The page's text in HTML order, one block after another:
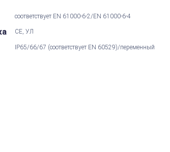
соответствует EN 61000-6-2/EN 61000-6-4
CE, УЛ
IP65/66/67 (соответствует EN 60529)/переменный